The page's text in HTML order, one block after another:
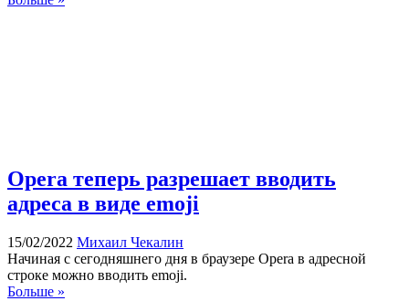
Opera теперь разрешает вводить
адреса в виде emoji
15/02/2022 Михаил Чекалин
Начиная с сегодняшнего дня в браузере Opera в адресной
строке можно вводить emoji.
Больше »